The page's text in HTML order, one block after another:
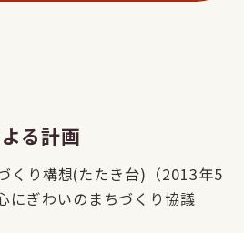
る計画
くり構想(たたき台)（2013年5
にぎわいのまちづくり協議